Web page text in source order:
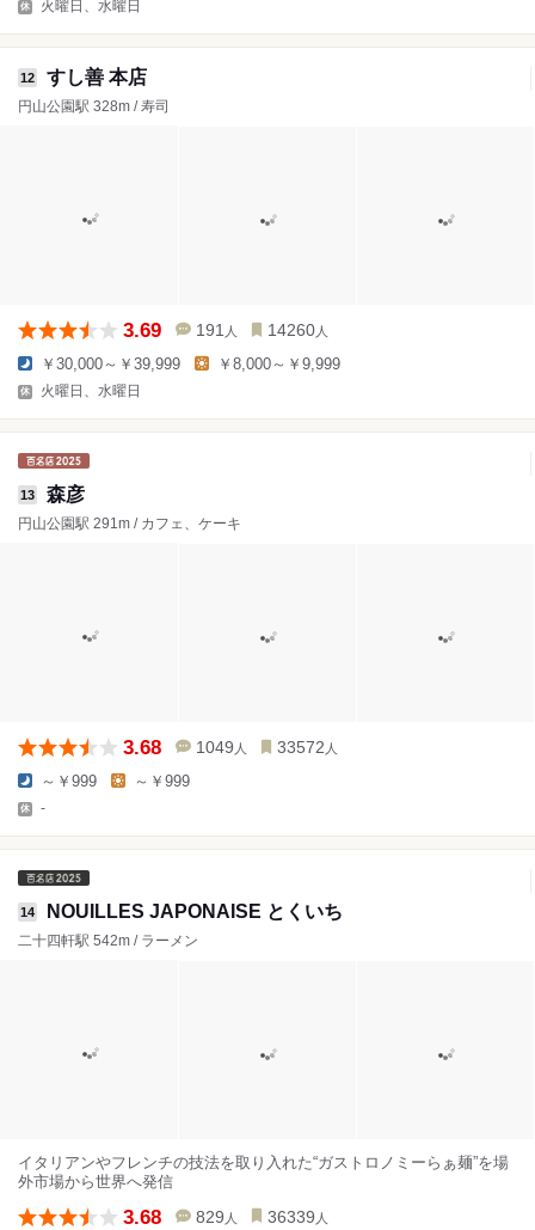
火曜日、水曜日
12 すし善 本店
円山公園駅 328m / 寿司
3.69 191 人 14260 人
￥30,000～￥39,999 ￥8,000～￥9,999
火曜日、水曜日
13 森彦
円山公園駅 291m / カフェ、ケーキ
3.68 1049 人 33572 人
～￥999 ～￥999
-
14 NOUILLES JAPONAISE とくいち
二十四軒駅 542m / ラーメン
イタリアンやフレンチの技法を取り入れた“ガストロノミーらぁ麺”を場
外市場から世界へ発信
3.68 829 人 36339 人